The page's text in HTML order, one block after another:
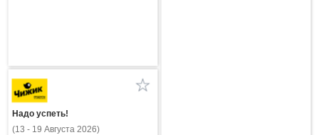
Надо успеть!
(13 - 19 Августа 2026)